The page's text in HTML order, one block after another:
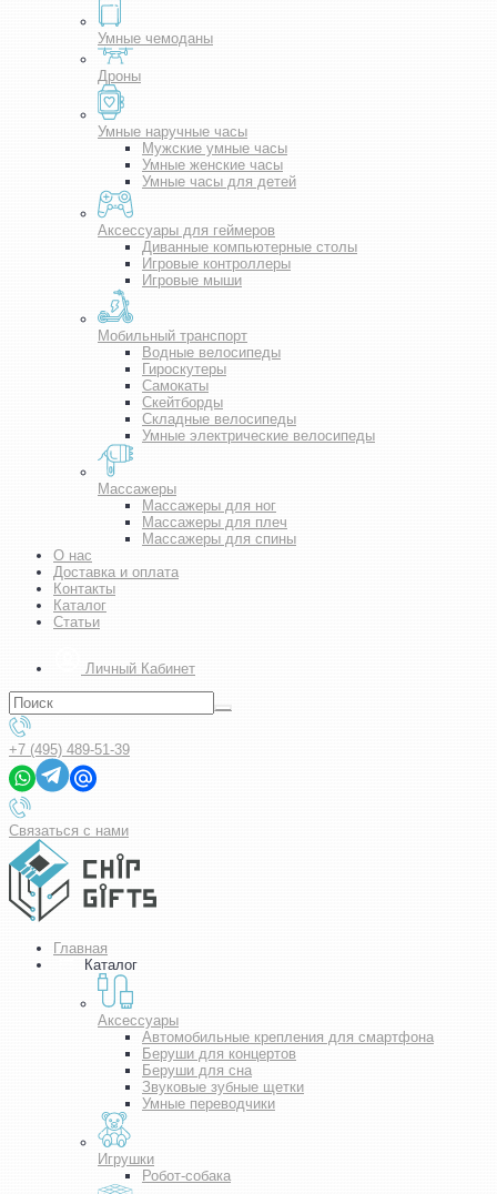
Умные чемоданы
Дроны
Умные наручные часы
Мужские умные часы
Умные женские часы
Умные часы для детей
Аксессуары для геймеров
Диванные компьютерные столы
Игровые контроллеры
Игровые мыши
Мобильный транспорт
Водные велосипеды
Гироскутеры
Самокаты
Скейтборды
Складные велосипеды
Умные электрические велосипеды
Массажеры
Массажеры для ног
Массажеры для плеч
Массажеры для спины
О нас
Доставка и оплата
Контакты
Каталог
Статьи
Личный Кабинет
+7 (495) 489-51-39
Связаться с нами
Главная
Каталог
Аксессуары
Автомобильные крепления для смартфона
Беруши для концертов
Беруши для сна
Звуковые зубные щетки
Умные переводчики
Игрушки
Робот-собака